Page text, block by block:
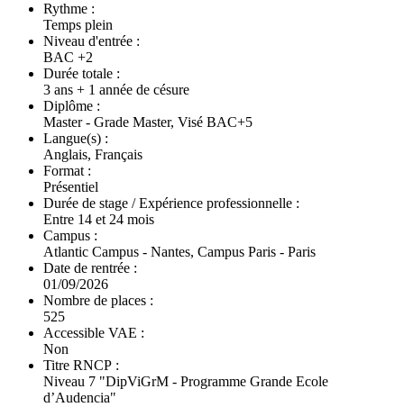
Rythme :
Temps plein
Niveau d'entrée :
BAC +2
Durée totale :
3 ans + 1 année de césure
Diplôme :
Master - Grade Master, Visé BAC+5
Langue(s) :
Anglais, Français
Format :
Présentiel
Durée de stage / Expérience professionnelle :
Entre 14 et 24 mois
Campus :
Atlantic Campus - Nantes, Campus Paris - Paris
Date de rentrée :
01/09/2026
Nombre de places :
525
Accessible VAE :
Non
Titre RNCP :
Niveau 7 "DipViGrM - Programme Grande Ecole
d’Audencia"